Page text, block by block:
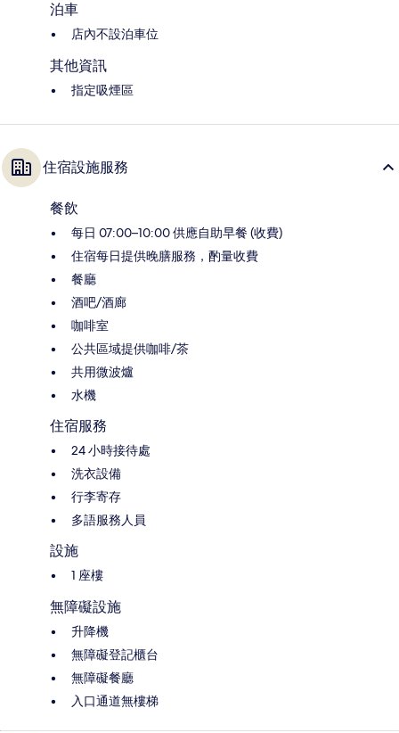
泊車
店內不設泊車位
其他資訊
指定吸煙區
住宿設施服務
餐飲
每日 07:00–10:00 供應自助早餐 (收費)
住宿每日提供晚膳服務，酌量收費
餐廳
酒吧/酒廊
咖啡室
公共區域提供咖啡/茶
共用微波爐
水機
住宿服務
24 小時接待處
洗衣設備
行李寄存
多語服務人員
設施
1 座樓
無障礙設施
升降機
無障礙登記櫃台
無障礙餐廳
入口通道無樓梯